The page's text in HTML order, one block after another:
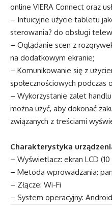
online VIERA Connect oraz
– Intuicyjne użycie tabletu
sterowania? do obsługi
– Oglądanie scen z
na dodatkowym ekranie;
– Komunikowanie się z
społecznościowych podczas
– Wykorzystanie zalet
można użyć, aby dokonać
związanych z treściami
Charakterystyka
– Wyświetlacz: ekran LCD
– Metoda wprowadzania:
– Złącze: Wi-Fi
– System operacyjny: Android